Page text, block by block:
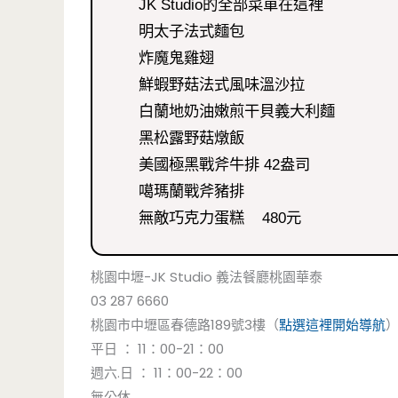
JK Studio的全部菜單在這裡
明太子法式麵包
炸魔鬼雞翅
鮮蝦野菇法式風味溫沙拉
白蘭地奶油嫩煎干貝義大利麵
黑松露野菇燉飯
美國極黑戰斧牛排 42盎司
噶瑪蘭戰斧豬排
無敵巧克力蛋糕 480元
桃園中壢-JK Studio 義法餐廳桃園華泰
03 287 6660
桃園市中壢區春德路189號3樓（點選這裡開始導航）
平日 ： 11：00-21：00
週六.日 ： 11：00-22：00